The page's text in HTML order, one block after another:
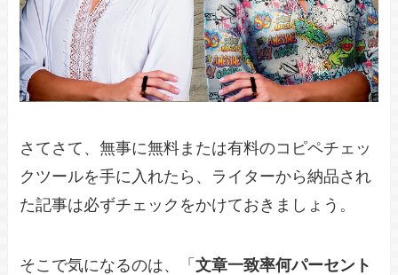
さてさて、無事に無料または有料のコピペチェッ
クツールを手に入れたら、ライターから納品され
た記事は必ずチェックをかけておきましょう。
そこで気になるのは、「文章一致率何パーセント